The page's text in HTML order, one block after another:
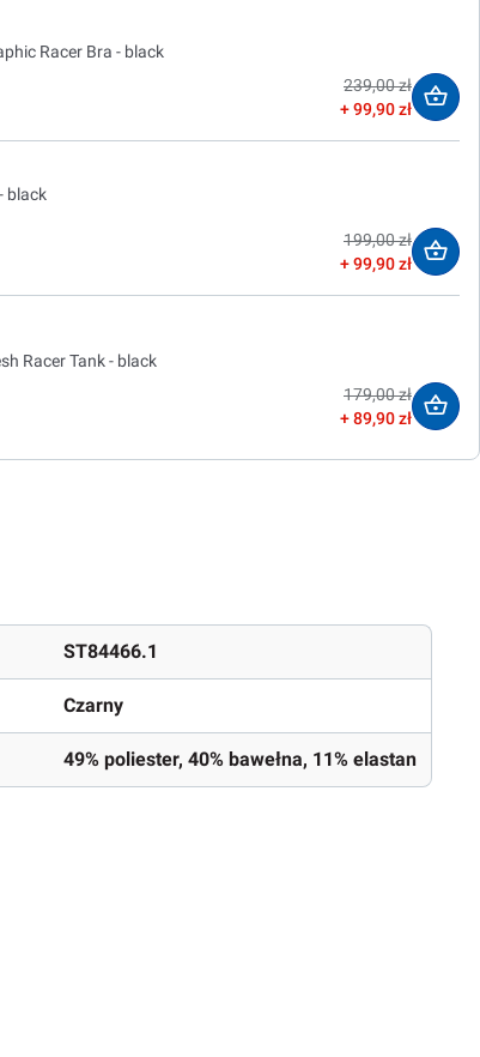
Racer Bra - black
239,00 zł
99,90 zł
black
199,00 zł
99,90 zł
Racer Tank - black
179,00 zł
89,90 zł
ST84466.1
Czarny
49% poliester, 40% bawełna, 11% elastan